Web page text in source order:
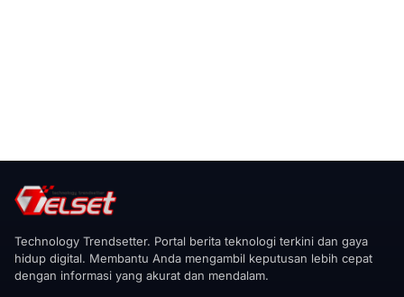
Technology Trendsetter. Portal berita teknologi terkini dan gaya
hidup digital. Membantu Anda mengambil keputusan lebih cepat
dengan informasi yang akurat dan mendalam.